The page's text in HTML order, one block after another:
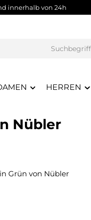
innerhalb von 24h
HERREN
Nübler